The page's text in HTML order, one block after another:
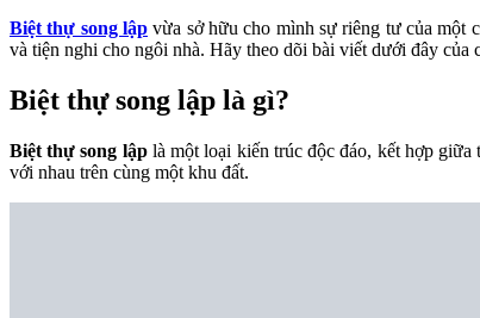
Biệt thự song lập vừa sở hữu cho mình sự riêng tư của một
và tiện nghi cho ngôi nhà. Hãy theo dõi bài viết dưới đây của
Biệt thự song lập là gì?
Biệt thự song lậplà một loại kiến trúc độc đáo, kết hợp giữa
với nhau trên cùng một khu đất.